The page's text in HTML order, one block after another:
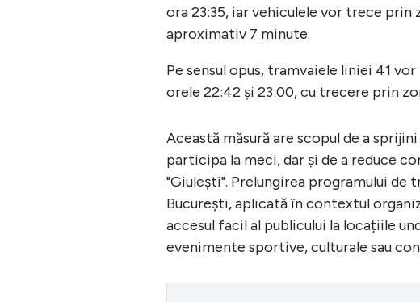
ora 23:35, iar vehiculele vor trece prin
aproximativ 7 minute.
Pe sensul opus, tramvaiele liniei 41
orele 22:42 și 23:00, cu trecere prin
Această măsură are scopul de a
participa la meci, dar și de a reduce
"Giulești". Prelungirea programului
București, aplicată în contextul
accesul facil al publicului la locațiile
evenimente sportive, culturale sau